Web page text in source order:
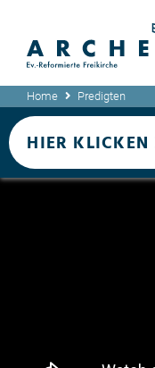
Home Predigten
HIER KLICKEN